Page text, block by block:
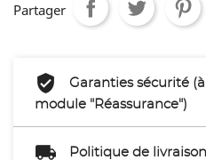
Partager
Garanties sécurité
module "Réassurance")
Politique de